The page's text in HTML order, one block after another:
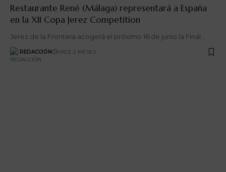
Restaurante René (Málaga) representará a España
en la XII Copa Jerez Competition
Jerez de la Frontera acogerá el próximo 16 de junio la Final…
REDACCIÓN HACE 2 MESES